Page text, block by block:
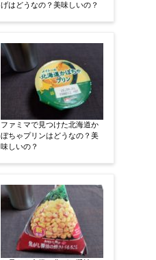
げはどうなの？美味しいの？
ファミマで見つけた北海道か
ぼちゃプリンはどうなの？美
味しいの？